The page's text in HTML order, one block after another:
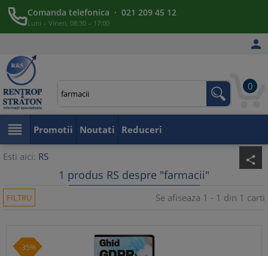
Comanda telefonica · 021 209 45 12
Luni – Vineri, 08:30 – 17:00

0
 Promotii Noutati Reduceri
Esti aici: RS share
1 produs RS despre "farmacii"
FILTRU Se afiseaza 1 - 1 din 1 carti
-35%